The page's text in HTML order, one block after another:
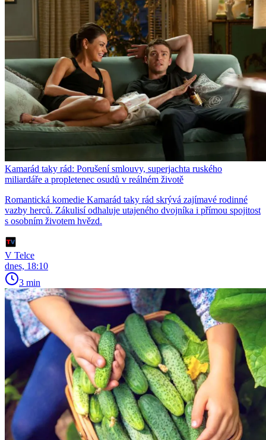
Kamarád taky rád: Porušení smlouvy, superjachta ruského
miliardáře a propletenec osudů v reálném životě
Romantická komedie Kamarád taky rád skrývá zajímavé rodinné
vazby herců. Zákulisí odhaluje utajeného dvojníka i přímou spojitost
s osobním životem hvězd.
V Telce
dnes, 18:10
3 min